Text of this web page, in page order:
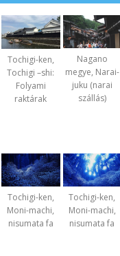
Tochigi-ken,
Tochigi –shi:
Folyami
raktárak
Nagano
megye, Narai-
juku (narai
szállás)
Tochigi-ken,
Moni-machi,
nisumata fa
Tochigi-ken,
Moni-machi,
nisumata fa